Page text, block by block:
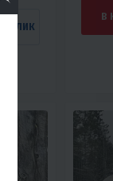
1 КЛИК
В